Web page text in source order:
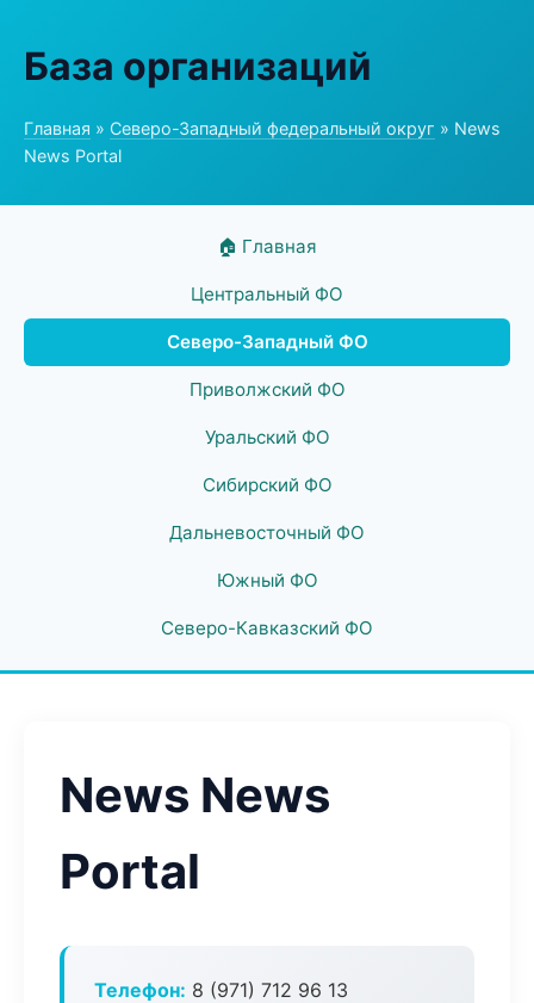
База организаций
Главная » Северо-Западный федеральный округ » News
News Portal
🏠 Главная
Центральный ФО
Северо-Западный ФО
Приволжский ФО
Уральский ФО
Сибирский ФО
Дальневосточный ФО
Южный ФО
Северо-Кавказский ФО
News News
Portal
Телефон: 8 (971) 712 96 13